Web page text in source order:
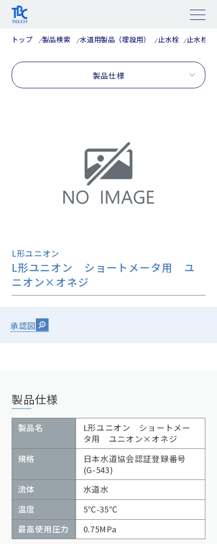
トップ 製品検索 水道用製品（埋設用） 止水栓 止水栓部
製品仕様
L形ユニオン
L形ユニオン ショートメータ用 ユ
ニオン×オネジ
承認図
製品仕様
製品名
L形ユニオン ショートメー
タ用 ユニオン×オネジ
規格
日本水道協会認証登録番号
(G-543)
流体
水道水
温度
5℃-35℃
最高使用圧力
0.75MPa